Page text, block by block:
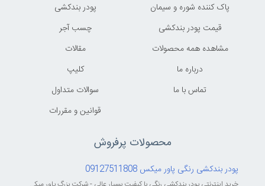
پاک کننده شوره و سیمان
قیمت پودر بندکشی
مشاهده همه محصولات
درباره ما
تماس با ما
پودر بندکشی
چسب آجر
مقالات
کليپ
سوالات متداول
قوانين و مقررات
محصولات پرفروش
پودر بندکشی رنگی پاور میکس 09127511808